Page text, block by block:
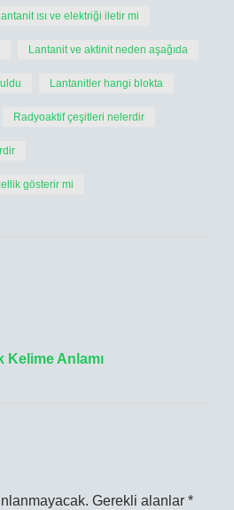
ısı ve elektriği iletir mi
Lantanit ve aktinit neden aşağıda
Lantanitler hangi blokta
Radyoaktif çeşitleri nelerdir
gösterir mi
Kelime Anlamı
Gerekli alanlar *